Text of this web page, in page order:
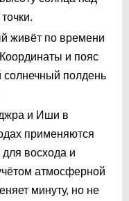
живёт по времени
и пояс
полдень
и Иши в
применяются
восхода и
атмосферной
минуту, но не